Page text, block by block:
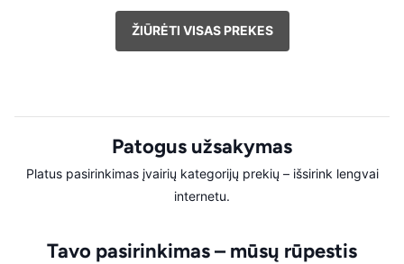
ŽIŪRĖTI VISAS PREKES
Patogus užsakymas
Platus pasirinkimas įvairių kategorijų prekių – išsirink lengvai
internetu.
Tavo pasirinkimas – mūsų rūpestis